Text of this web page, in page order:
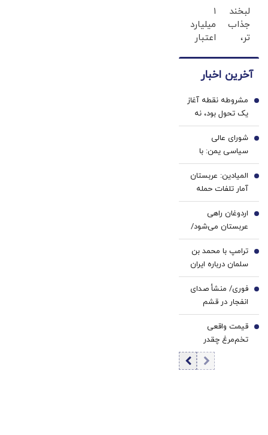
دندان
پزشکی
با پک
خانگی
ها با
ژل
سفید
خرید40%تخفیف
لبخند
جذاب
تر،
(تخفیف
امشب)
۱
میلیارد
اعتبار
بدون
و چک
آخرین اخبار
مشروطه نقطه آغاز
یک تحول بود، نه
پایان | تجربه
خواست تجدد با
عقل عقلایی |
مشروطه ایرانی
تقلید از غرب نبود
1
شورای عالی
سیاسی یمن: با
محاصره و تشدید
تنش، مقابله به
مثل می‌کنیم
2
المیادین: عربستان
آمار تلفات حمله
انصارالله را محرمانه
کرد
3
اردوغان راهی
عربستان می‌شود/
دیدار با محمد
بن‌سلمان در ریاض
4
ترامپ با محمد بن
سلمان درباره ایران
گفت‌وگو می‌کند/
جزئیات تماس
تلفنی
5
فوری/ منشأ صدای
انفجار در قشم
مشخص شد/ مقابه
با اهداف دشمن در
ورودی تنگه هرمز
6
قیمت واقعی
تخم‌مرغ چقدر
است؟/ مصرف
روزانه ۳ هزار و ۳۰۰
7